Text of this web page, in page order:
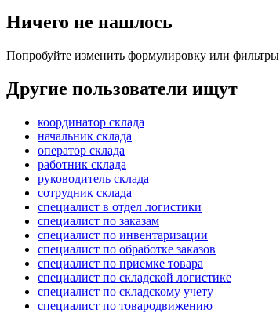
Ничего не нашлось
Попробуйте изменить формулировку или фильтры
Другие пользователи ищут
координатор склада
начальник склада
оператор склада
работник склада
руководитель склада
сотрудник склада
специалист в отдел логистики
специалист по заказам
специалист по инвентаризации
специалист по обработке заказов
специалист по приемке товара
специалист по складской логистике
специалист по складскому учету
специалист по товародвижению